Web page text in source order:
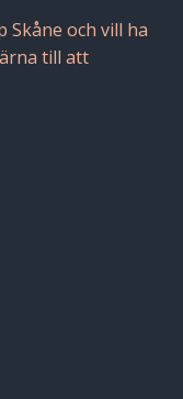
och vill ha
till att